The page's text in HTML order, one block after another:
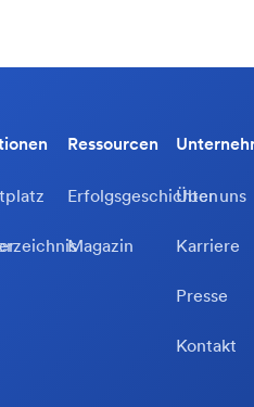
Ressourcen
Erfolgsgeschichten
Magazin
Über uns
Karriere
Presse
Kontakt